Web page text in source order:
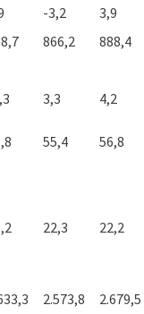
-3,2
3,9
866,2 888,4
3,3 4,2
55,4 56,8
22,3 22,2
2.573,8 2.679,5